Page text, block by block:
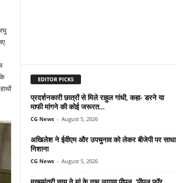
EDITOR PICKS
प्रदर्शनकारी छात्रों से मिले राहुल गांधी, कहा- डरने या
माफी मांगने की कोई जरूरत...
CG News - August 5, 2026
अखिलेश ने ईवीएम और उपचुनाव को लेकर बीजेपी पर साधा
निशाना
CG News - August 5, 2026